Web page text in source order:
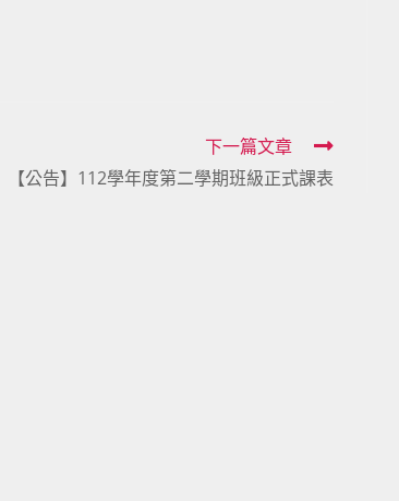
下一篇文章
【公告】112學年度第二學期班級正式課表